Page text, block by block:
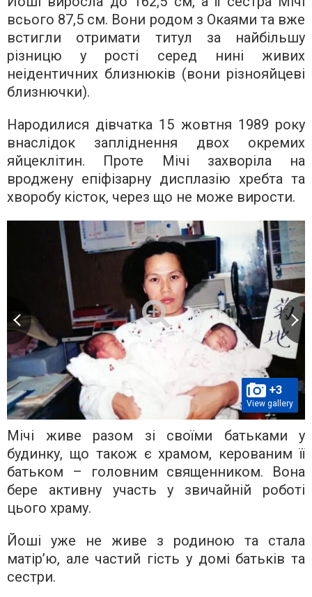
всього 87,5 см. Вони родом з Окаями та вже
встигли отримати титул за найбільшу
різницю у рості серед нині живих
неідентичних близнюків (вони різнояйцеві
близнючки).
Народилися дівчатка 15 жовтня 1989 року
внаслідок запліднення двох окремих
яйцеклітин. Проте Мічі захворіла на
вроджену епіфізарну дисплазію хребта та
хворобу кісток, через що не може вирости.
+3
View gallery
Мічі живе разом зі своїми батьками у
будинку, що також є храмом, керованим її
батьком – головним священником. Вона
бере активну участь у звичайній роботі
цього храму.
Йоші уже не живе з родиною та стала
матір’ю, але частий гість у домі батьків та
сестри.